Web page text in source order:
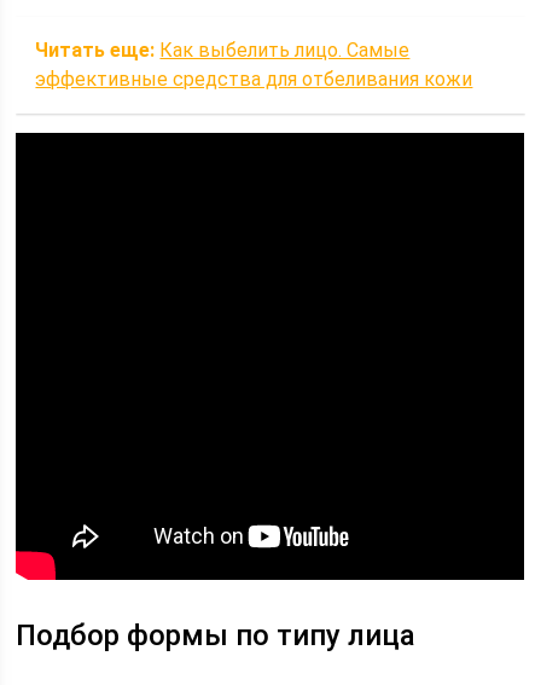
Читать еще: Как выбелить лицо. Самые
эффективные средства для отбеливания кожи
Подбор формы по типу лица